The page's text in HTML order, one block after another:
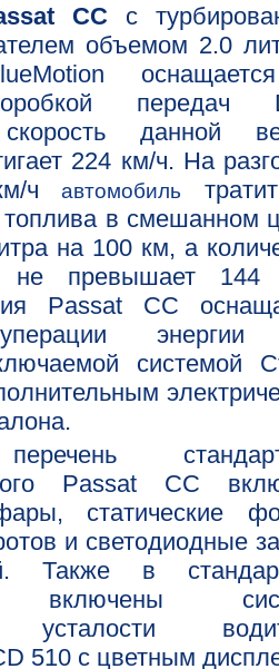
CC с
объемом 2.0
передач
данной
224 км/ч. На
чавтомобиль
в смешанном
на 100 км, а
превышает 144
Passat СС
системой
Passat CC
статические
и светодиодные
Также в
включены
усталости
510 с цветным